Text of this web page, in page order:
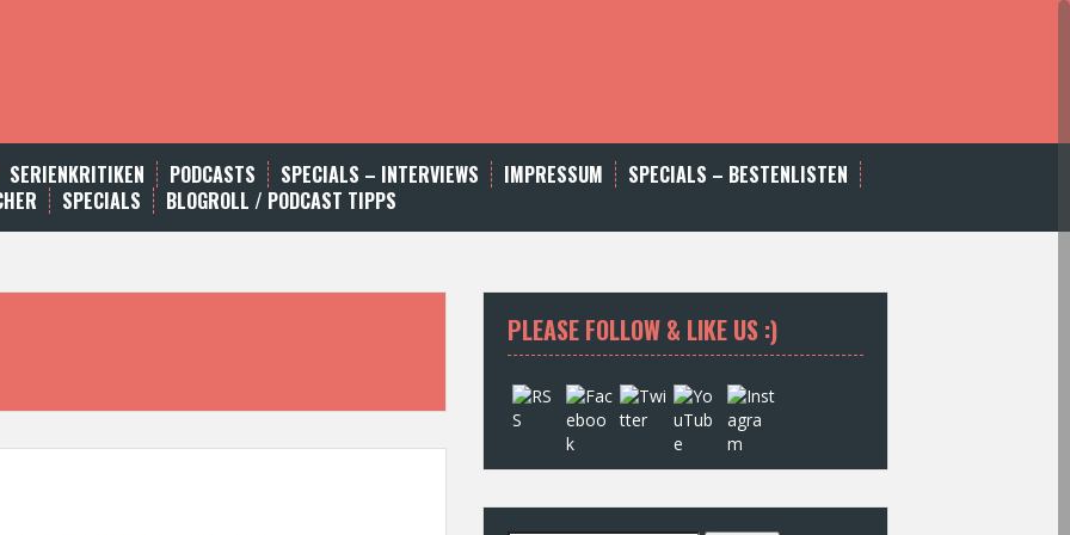
SERIENKRITIKEN PODCASTS SPECIALS – INTERVIEWS IMPRESSUM
SPECIALS – BESTENLISTEN
SPECIALS BLOGROLL / PODCAST TIPPS
PLEASE FOLLOW & LIKE US :)